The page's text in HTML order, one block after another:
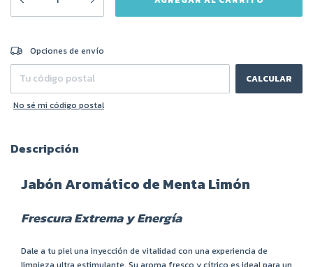
Entregas para el CP:
Opciones de envío
CALCULAR
No sé mi código postal
Descripción
Jabón Aromático de Menta Limón
Frescura Extrema y Energía
Dale a tu piel una inyección de vitalidad con una experiencia de